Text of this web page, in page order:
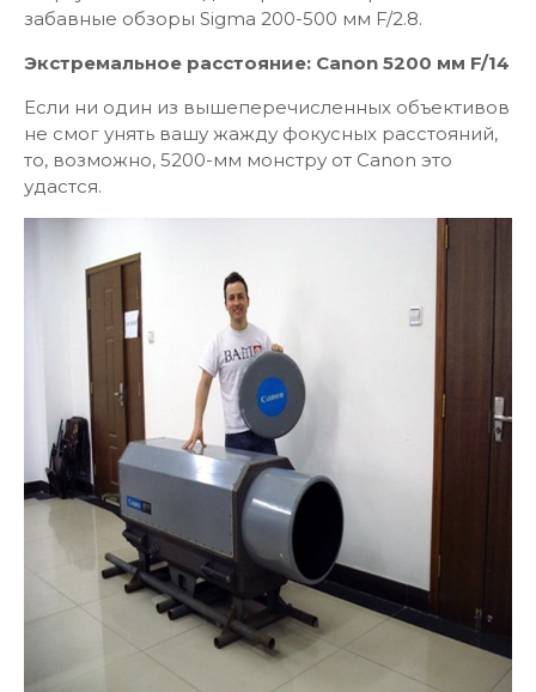
забавные обзоры Sigma 200-500 мм F/2.8.
Экстремальное расстояние: Canon 5200 мм F/14
Если ни один из вышеперечисленных объективов
не смог унять вашу жажду фокусных расстояний,
то, возможно, 5200-мм монстру от Canon это
удастся.